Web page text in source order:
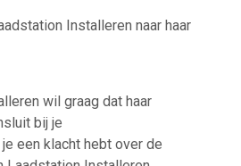
Installeren naar haar
wil graag dat haar
bij je
een klacht hebt over de